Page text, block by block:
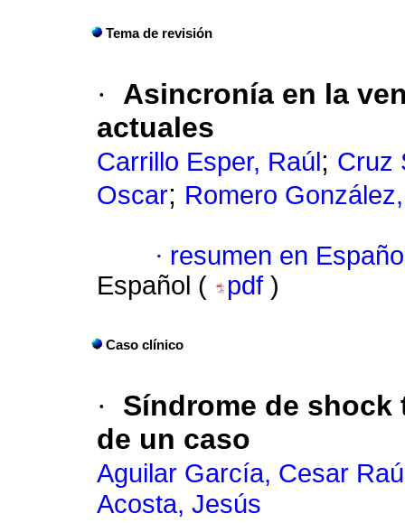
Tema de revisión
·
Asincronía en la
actuales
Carrillo Esper, Raúl ; Cruz
Oscar; Romero
· resumen en
Español (
pdf )
Caso clínico
·
Síndrome de
de un caso
Aguilar García, Cesar
Acosta, Jesús